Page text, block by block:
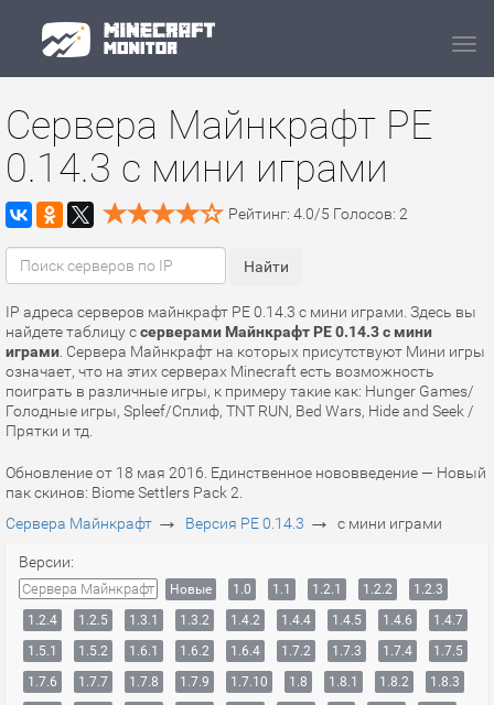
Сервера Майнкрафт PE
0.14.3 с мини играми
Рейтинг: 4.0/5 Голосов: 2
IP адреса серверов майнкрафт PE 0.14.3 с мини играми. Здесь вы
найдете таблицу ссерверами Майнкрафт PE 0.14.3 с мини
играми . Сервера Майнкрафт на которых присутствуют Мини игры
означает, что на этих серверах Minecraft есть возможность
поиграть в различные игры, к примеру такие как: Hunger Games/
Голодные игры, Spleef/Сплиф, TNT RUN, Bed Wars, Hide and Seek /
Прятки и тд.
Обновление от 18 мая 2016. Единственное нововведение — Новый
пак скинов: Biome Settlers Pack 2.
Сервера Майнкрафт → Версия PE 0.14.3 → с мини играми
Версии:
Сервера Майнкрафт Новые 1.0 1.1 1.2.1 1.2.2
1.2.3
1.2.4
1.2.5 1.3.1 1.3.2 1.4.2 1.4.4 1.4.5 1.4.6
1.4.7
1.5.1
1.5.2 1.6.1 1.6.2 1.6.4 1.7.2 1.7.3 1.7.4
1.7.5
1.7.6
1.7.7 1.7.8 1.7.9 1.7.10 1.8 1.8.1 1.8.2
1.8.3